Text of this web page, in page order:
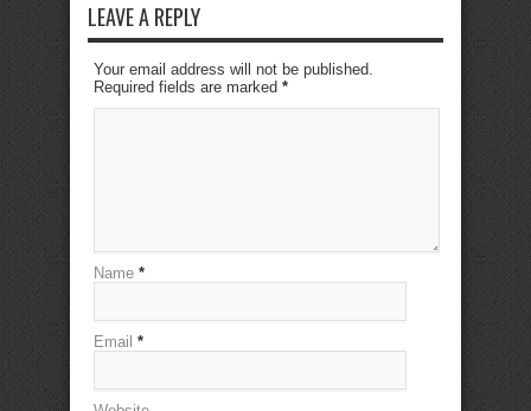
LEAVE A REPLY
Your email address will not be published.
Required fields are marked *
Name *
Email *